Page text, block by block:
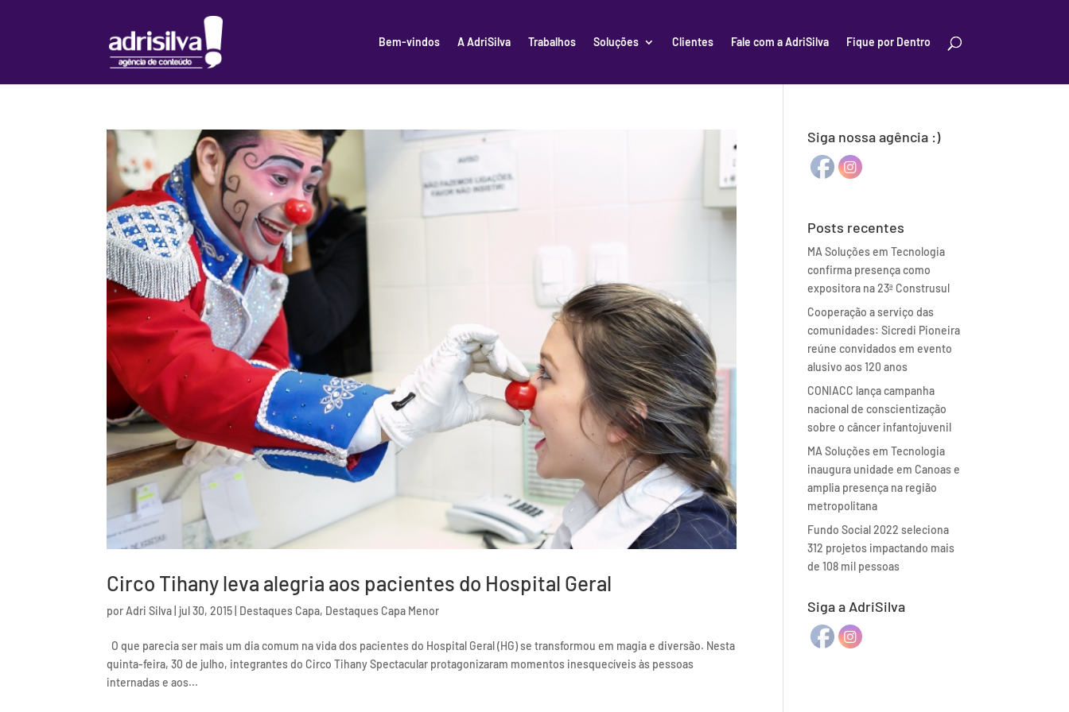
Bem-vindos A AdriSilva Trabalhos Soluções Clientes Fale com a AdriSilva Fique por Dentro
Circo Tihany leva alegria aos pacientes do Hospital Geral
porAdri Silva jul 30, 2015 Destaques Capa, Destaques Capa Menor
O que parecia ser mais um dia comum na vida dos pacientes do Hospital Geral (HG) se transformou em magia e diversão. Nesta
quinta-feira, 30 de julho, integrantes do Circo Tihany Spectacular protagonizaram momentos inesquecíveis às pessoas
internadas e aos...
Siga nossa agência :)
Posts recentes
MA Soluções em Tecnologia
confirma presença como
expositora na 23ª Construsul
Cooperação a serviço das
comunidades: Sicredi Pioneira
reúne convidados em evento
alusivo aos 120 anos
CONIACC lança campanha
nacional de conscientização
sobre o câncer infantojuvenil
MA Soluções em Tecnologia
inaugura unidade em Canoas e
amplia presença na região
metropolitana
Fundo Social 2022 seleciona
312 projetos impactando mais
de 108 mil pessoas
Siga a AdriSilva